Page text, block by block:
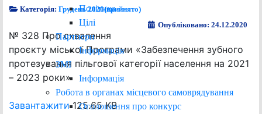
Політика
Цілі
Партнери
Інформація
ЗМІ
Інформація
Робота в органах місцевого самоврядування
Оголошення про конкурс
Категорія:Грудень 2020(прийнято)
Опубліковано: 24.12.2020
№ 328 Про схвалення
проєкту міської Програми «Забезпечення зубного
протезування пільгової категорії населення на 2021
– 2023 роки»
Завантажити125.65 KB